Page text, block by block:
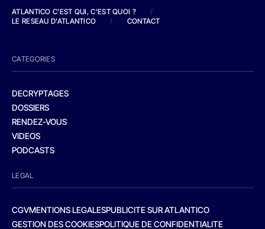
ATLANTICO C'EST QUI, C'EST QUOI ?
/
LE RESEAU D'ATLANTICO
/ CONTACT
CATEGORIES
DECRYPTAGES
DOSSIERS
RENDEZ-VOUS
VIDEOS
PODCASTS
LEGAL
CGVMENTIONS LEGALESPUBLICITE SUR ATLANTICO
GESTION DES COOKIESPOLITIQUE DE CONFIDENTIALITE